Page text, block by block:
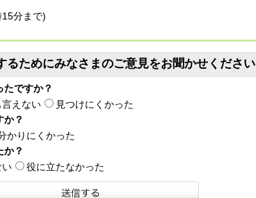
分まで)
るためにみなさまのご意見をお聞かせください
たですか？
言えない
見つけにくかった
か？
かりにくかった
か？
い 役に立たなかった